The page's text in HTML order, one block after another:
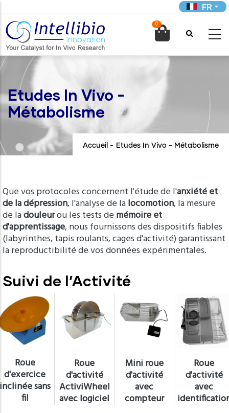
au
contenu
principal
FR
0

Etudes In Vivo -
Métabolisme
Accueil - Etudes In Vivo - Métabolisme
Introduction
Que vos protocoles concernent l'étude de l'anxiété et
de la dépression, l'analyse de lalocomotion, la mesure
de ladouleurou les tests de mémoire et
d'apprentissage, nous fournissons des dispositifs fiables
(labyrinthes, tapis roulants, cages d'activité) garantissant
la reproductibilité de vos données expérimentales.
Suivi de l’Activité
Roue
d'exercice
sans
fil
Roue
d'activité
ActiviWheel
avec logiciel
Mini roue
d'activité
avec
compteur
Roue
d'activité
avec